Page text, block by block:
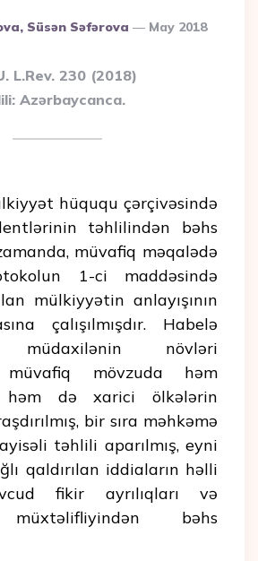
Süsən Səfərova May 2018
L.Rev. 230 (2018)
Azərbaycanca.
hüququ çərçivəsində
təhlilindən bəhs
müvafiq məqalədə
1-ci maddəsində
mülkiyyətin anlayışının
çalışılmışdır. Habelə
müdaxilənin növləri
müvafiq mövzuda həm
həm də xarici ölkələrin
bir sıra məhkəmə
təhlili aparılmış, eyni
qaldırılan iddiaların həlli
fikir ayrılıqları və
müxtəlifliyindən bəhs